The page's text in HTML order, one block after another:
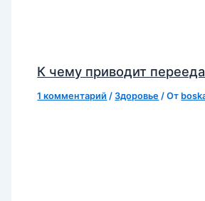
К чему приводит
1 комментарий /Здоровье / От